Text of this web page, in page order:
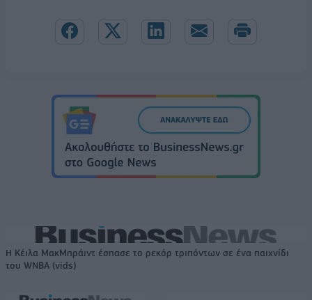
Η Κέιλα ΜακΜπράιντ έσπασε το ρεκόρ τριπόντων σε ένα παιχνίδι
του WNBA (vids)